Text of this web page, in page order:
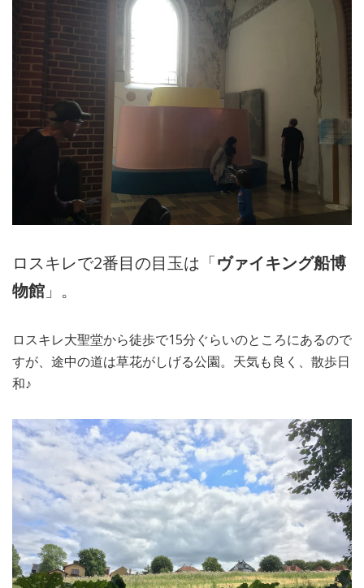
ロスキレで2番目の目玉は「ヴァイキング船博
物館 」。
ロスキレ大聖堂から徒歩で15分ぐらいのところにあるので
すが、途中の道は草花がしげる公園。天気も良く、散歩日
和♪